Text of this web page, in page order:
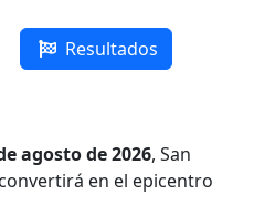
Resultados
agosto de 2026, San
en el epicentro